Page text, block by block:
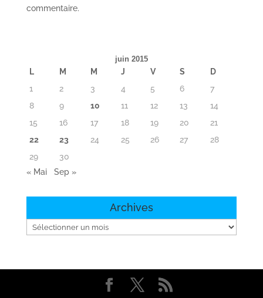
commentaire.
juin 2015
L M M J V S
D
1
2 3 4 5 6
7
8
9 10 11 12 13
14
15
16 17 18 19 20
21
22
23 24 25 26 27
28
29
30
« Mai
Sep »
Archives
Archives